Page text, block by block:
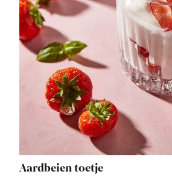
Aardbeien toetje